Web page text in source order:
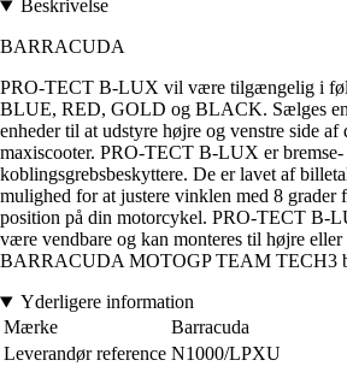
Beskrivelse
BARRACUDA
PRO-TECT B-LUX vil være tilgængelig i
BLUE, RED, GOLD og BLACK. Sælges
enheder til at udstyre højre og venstre side
maxiscooter. PRO-TECT B-LUX er bremse-
koblingsgrebsbeskyttere. De er lavet af
mulighed for at justere vinklen med 8 grader
position på din motorcykel. PRO-TECT B-
være vendbare og kan monteres til højre eller
BARRACUDA MOTOGP TEAM TECH3
Yderligere information
Mærke
Barracuda
Leverandør reference N1000/LPXU